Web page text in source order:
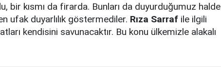
bir kısmı da firarda. Bunları da duyurduğumuz halde
ufak duyarlılık göstermediler. Rıza Sarraf ile ilgili
kendisini savunacaktır. Bu konu ülkemizle alakalı